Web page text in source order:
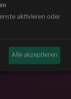
aktivieren oder
Alle akzeptieren